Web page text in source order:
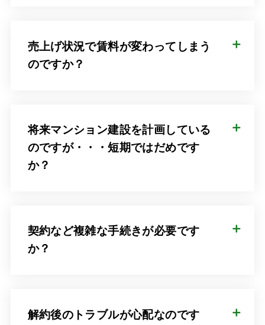
売上げ状況で賃料が変わってしまう
のですか？
将来マンション建設を計画している
のですが・・・短期ではだめです
か？
契約など複雑な手続きが必要です
か？
解約後のトラブルが心配なのです